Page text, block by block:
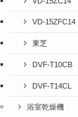
VD-15ZFC14
東芝
DVF-T10CB
DVF-T14CL
浴室乾燥機